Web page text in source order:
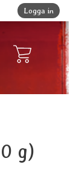
Logga in
g)